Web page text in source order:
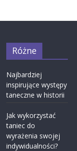
Różne
Najbardziej
inspirujące występy
taneczne w historii
Jak wykorzystać
taniec do
wyrażenia swojej
indywidualności?